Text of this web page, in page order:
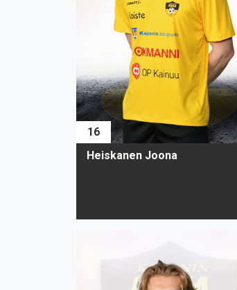
16
Heiskanen Joona